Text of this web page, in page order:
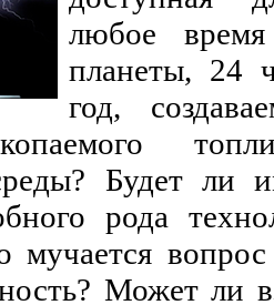
любое
планеты, 24
год,
Будет ли
рода
мучается
Может ли